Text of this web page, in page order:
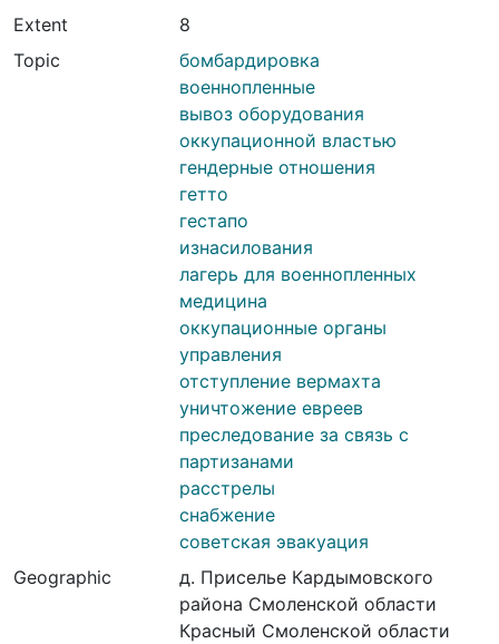
Extent
8
Topic
бомбардировка
военнопленные
вывоз оборудования
оккупационной властью
гендерные отношения
гетто
гестапо
изнасилования
лагерь для военнопленных
медицина
оккупационные органы
управления
отступление вермахта
уничтожение евреев
преследование за связь с
партизанами
расстрелы
снабжение
советская эвакуация
Geographic
д. Приселье Кардымовского
района Смоленской области
Красный Смоленской области